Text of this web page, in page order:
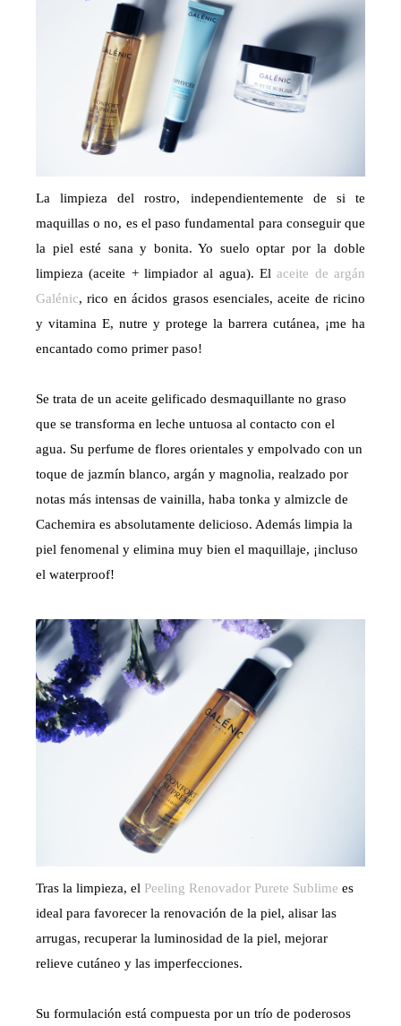
La limpieza del rostro, independientemente de si te
maquillas o no, es el paso fundamental para conseguir que
la piel esté sana y bonita. Yo suelo optar por la doble
limpieza (aceite + limpiador al agua). Elaceite de argán
Galénic, rico en ácidos grasos esenciales, aceite de ricino
y vitamina E, nutre y protege la barrera cutánea, ¡me ha
encantado como primer paso!
Se trata de un aceite gelificado desmaquillante no graso
que se transforma en leche untuosa al contacto con el
agua. Su perfume de flores orientales y empolvado con un
toque de jazmín blanco, argán y magnolia, realzado por
notas más intensas de vainilla, haba tonka y almizcle de
Cachemira es absolutamente delicioso. Además limpia la
piel fenomenal y elimina muy bien el maquillaje, ¡incluso
el waterproof!
Tras la limpieza, el Peeling Renovador Purete Sublime es
ideal para favorecer la renovación de la piel, alisar las
arrugas, recuperar la luminosidad de la piel, mejorar
relieve cutáneo y las imperfecciones.
Su formulación está compuesta por un trío de poderosos